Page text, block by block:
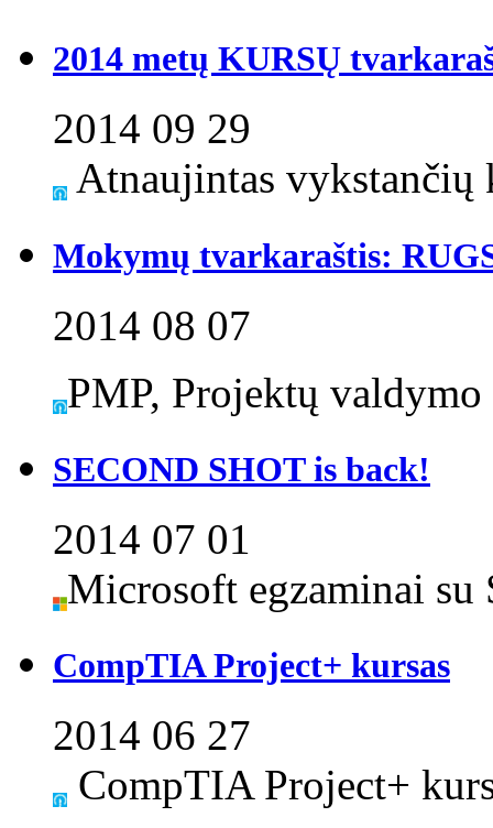
2014 metų KURSŲ
2014 09 29
Atnaujintas vykstančių
Mokymų tvarkaraštis:
2014 08 07
PMP, Projektų
SECOND SHOT is back!
2014 07 01
Microsoft egzaminai su
CompTIA Project+ kursas
2014 06 27
CompTIA Project+